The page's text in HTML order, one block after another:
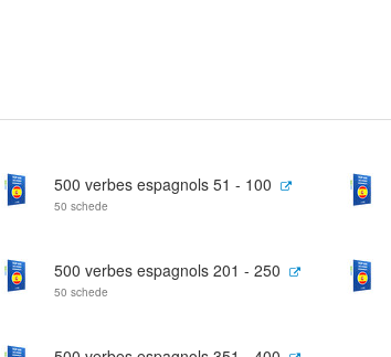
500 verbes espagnols 51 - 100
50 schede
500 verbes espagnols 201 - 250
50 schede